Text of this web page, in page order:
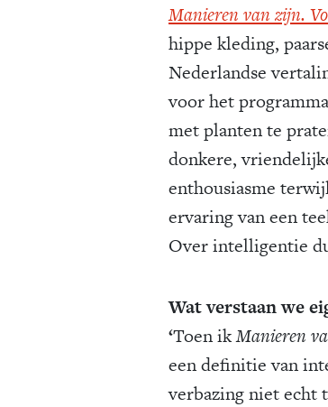
Manieren van zijn.
hippe kleding,
Nederlandse
voor het
met planten te
donkere,
enthousiasme
ervaring van een
Over intelligentie
Wat verstaan we
‘Toen ikManieren
een definitie van
verbazing niet echt